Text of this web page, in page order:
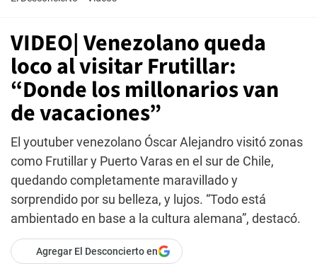
VIDEO| Venezolano queda
loco al visitar Frutillar:
“Donde los millonarios van
de vacaciones”
El youtuber venezolano Óscar Alejandro visitó zonas
como Frutillar y Puerto Varas en el sur de Chile,
quedando completamente maravillado y
sorprendido por su belleza, y lujos. “Todo está
ambientado en base a la cultura alemana”, destacó.
Agregar El Desconcierto en